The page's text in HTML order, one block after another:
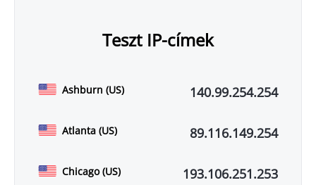
Teszt IP-címek
Ashburn (US) 140.99.254.254
Atlanta (US) 89.116.149.254
Chicago (US) 193.106.251.253